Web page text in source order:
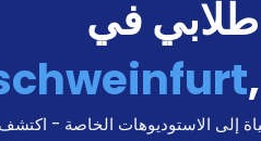
في
,
إلى الاستوديوهات الخاصة -